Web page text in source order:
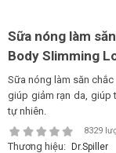
Shop All Brand A-
Z
Sữa nóng làm
Body Slimming
Sữa nóng làm săn
giúp giảm rạn da, giúp
tự nhiên.
8329
Thương hiệu: Dr.Spiller